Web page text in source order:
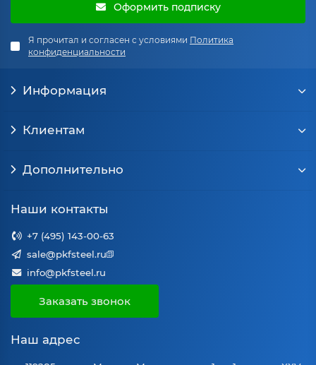
Оформить подписку
Я прочитал и согласен с условиями Политика
конфиденциальности
Информация
Клиентам
Дополнительно
Наши контакты
+7 (495) 143-00-63
sale@pkfsteel.ru
info@pkfsteel.ru
Заказать звонок
Наш адрес